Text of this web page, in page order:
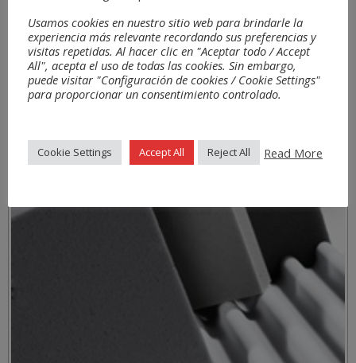
Materialen
Usamos cookies en nuestro sitio web para brindarle la
experiencia más relevante recordando sus preferencias y
visitas repetidas. Al hacer clic en "Aceptar todo / Accept
All", acepta el uso de todas las cookies. Sin embargo,
puede visitar "Configuración de cookies / Cookie Settings"
para proporcionar un consentimiento controlado.
Cookie Settings Accept All Reject All Read More